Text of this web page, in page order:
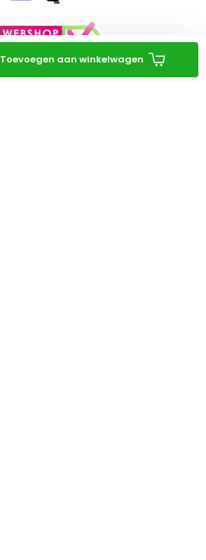
Toevoegen aan winkelwagen